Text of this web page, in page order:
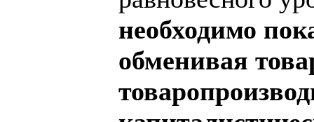
необходимо
обменивая